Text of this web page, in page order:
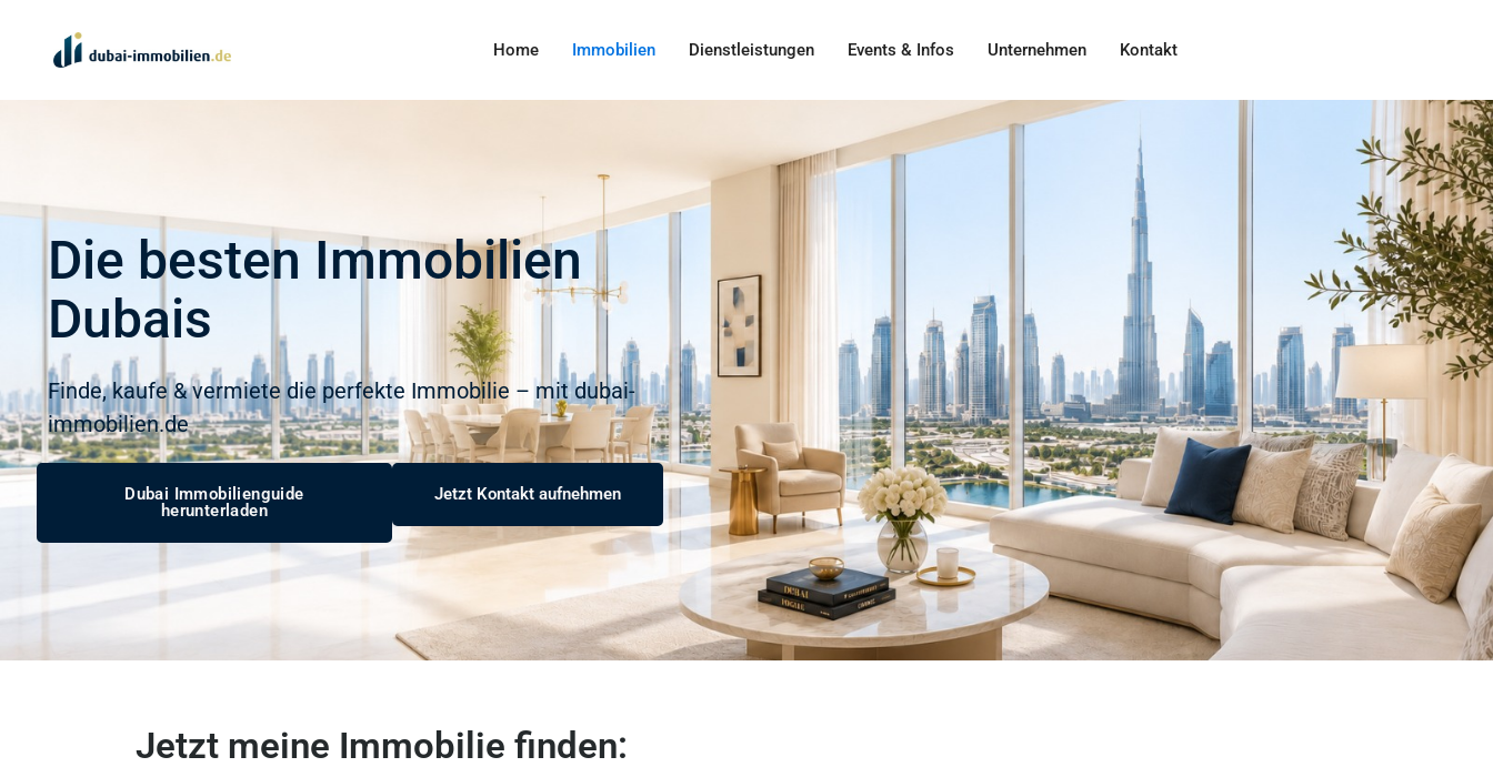
Home Immobilien Dienstleistungen Events & Infos Unternehmen Kontakt
Die besten Immobilien
Dubais
Finde, kaufe & vermiete die perfekte Immobilie – mit dubai-
immobilien.de
Dubai Immobilienguide
herunterladen
Jetzt Kontakt aufnehmen
Jetzt meine Immobilie finden: